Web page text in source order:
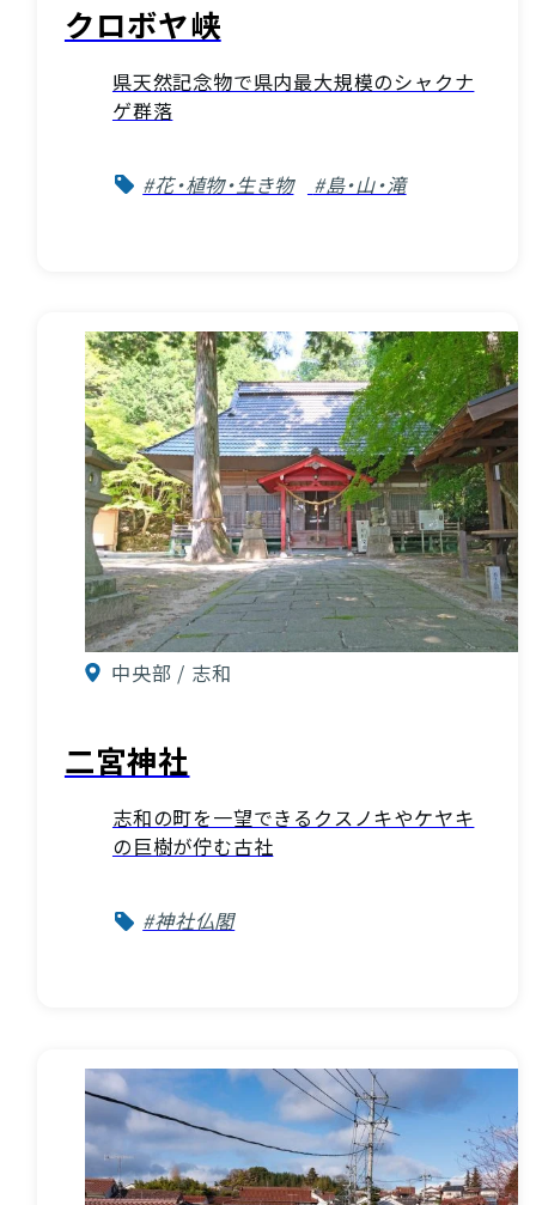
クロボヤ峡
県天然記念物で県内最大規模のシャクナ
ゲ群落
#花・植物・生き物 #島・山・滝
中央部 / 志和
二宮神社
志和の町を一望できるクスノキやケヤキ
の巨樹が佇む古社
#神社仏閣